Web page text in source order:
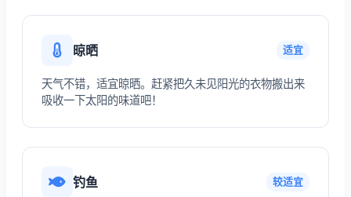
晾晒 适宜
天气不错，适宜晾晒。赶紧把久未见阳光的衣物搬出来
吸收一下太阳的味道吧！
钓鱼 较适宜